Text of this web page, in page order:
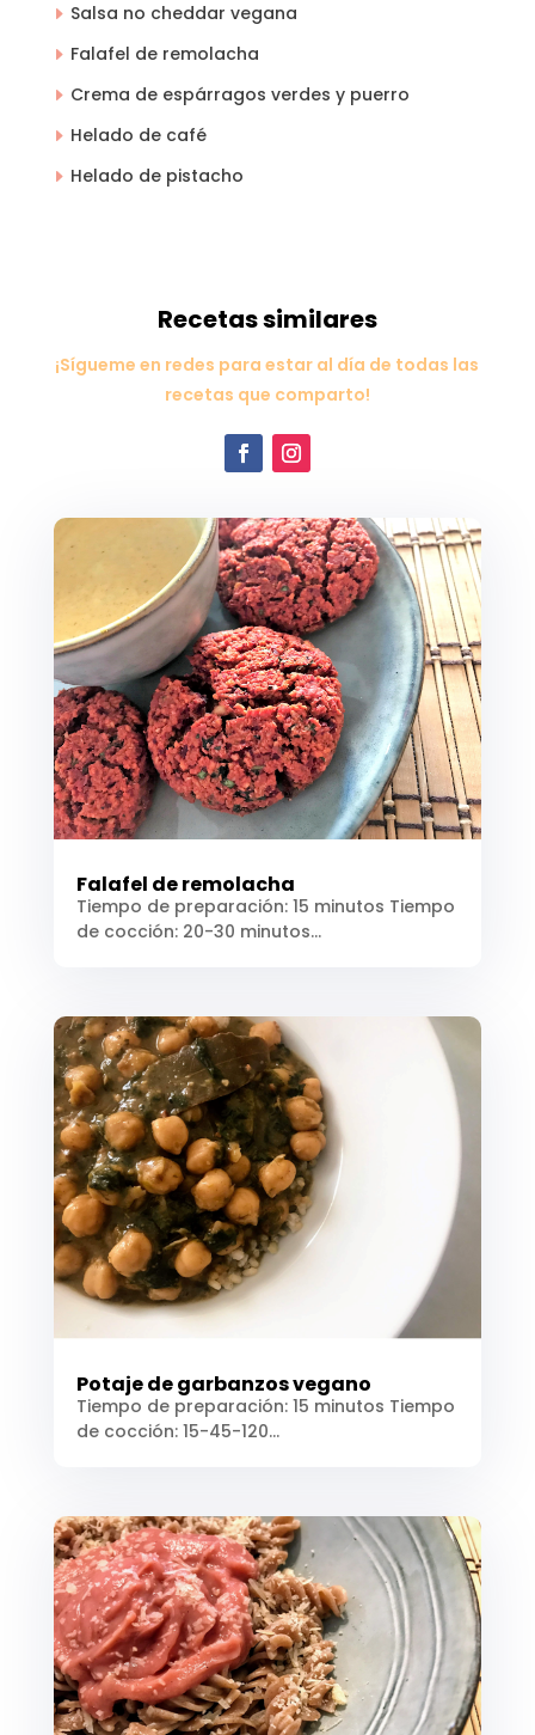
Salsa no cheddar vegana
Falafel de remolacha
Crema de espárragos verdes y puerro
Helado de café
Helado de pistacho
Recetas similares
¡Sígueme en redes para estar al día de todas las
recetas que comparto!
Falafel de remolacha
Tiempo de preparación: 15 minutos Tiempo
de cocción: 20-30 minutos...
Potaje de garbanzos vegano
Tiempo de preparación: 15 minutos Tiempo
de cocción: 15-45-120...